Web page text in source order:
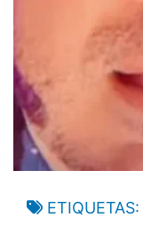
ETIQUETAS